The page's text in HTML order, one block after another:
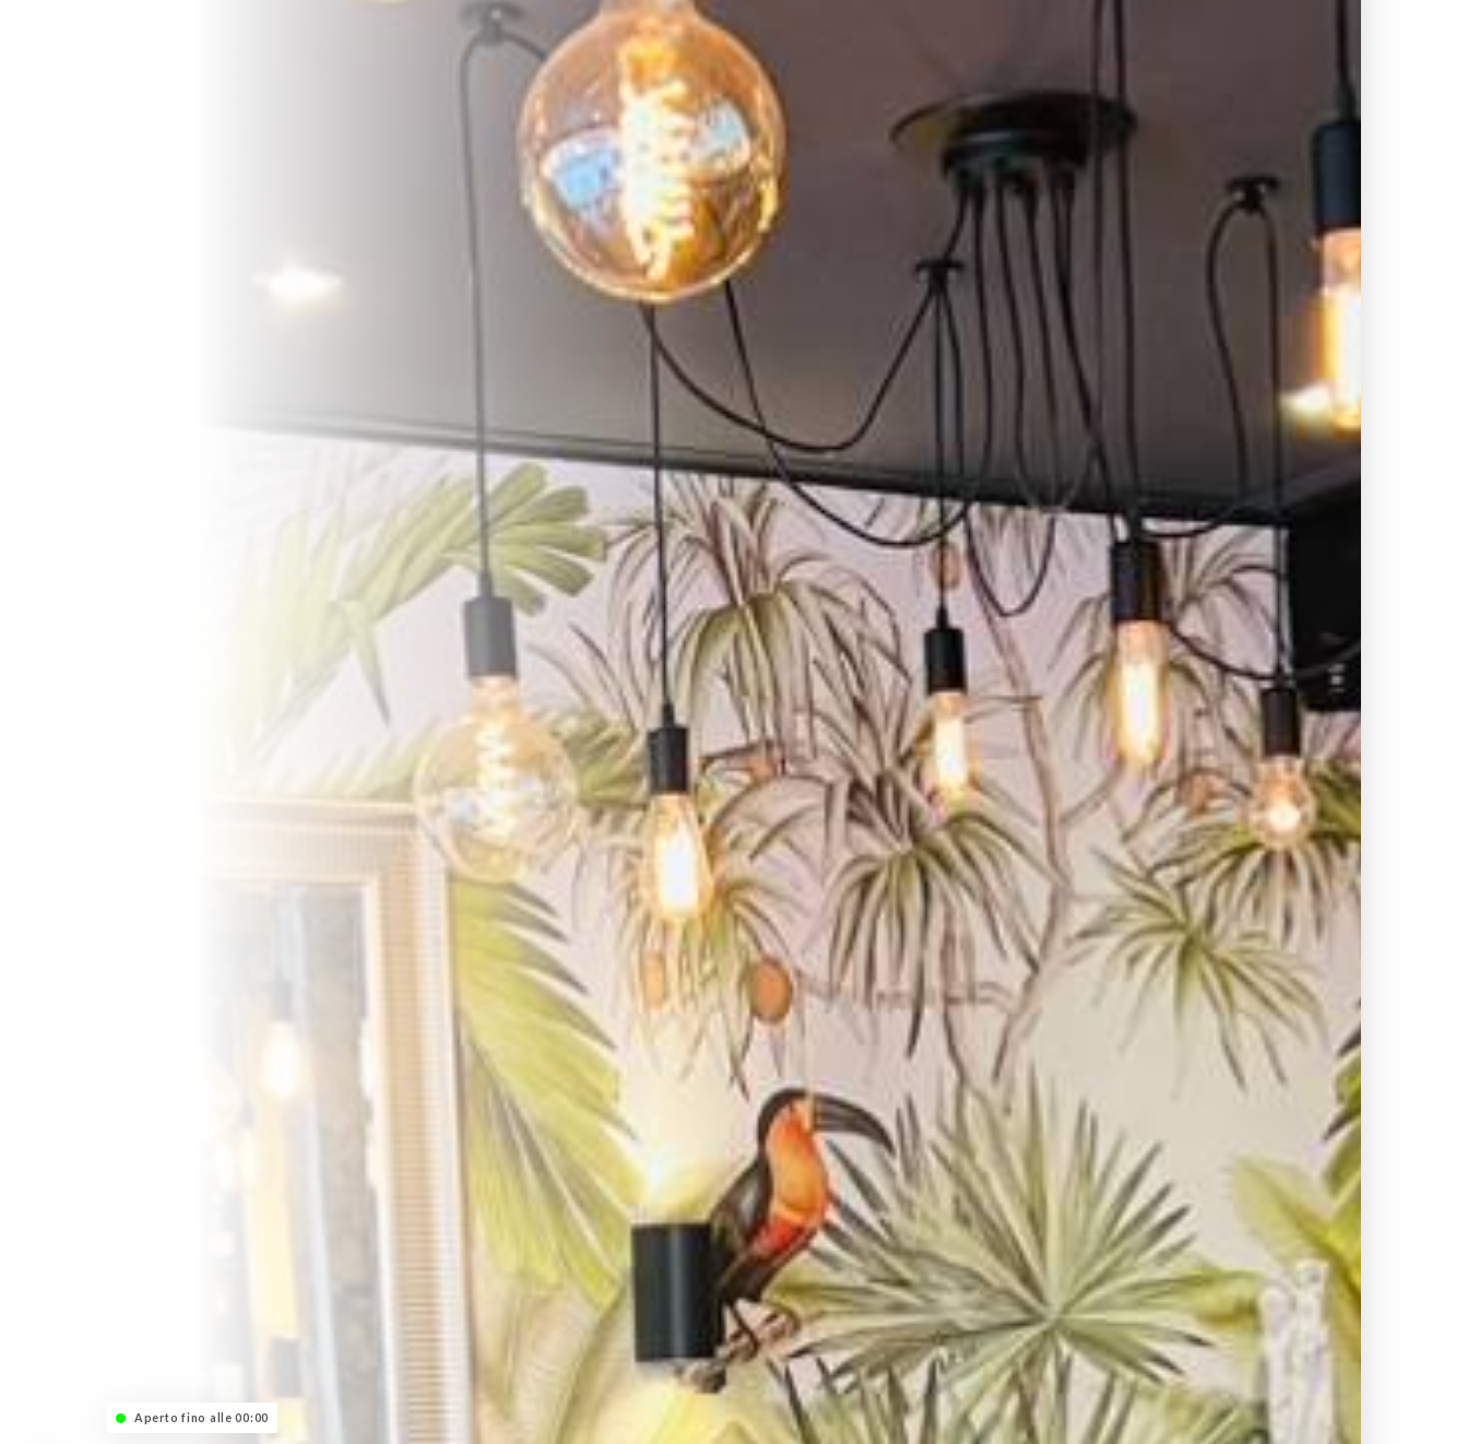
Aperto fino alle 00:00